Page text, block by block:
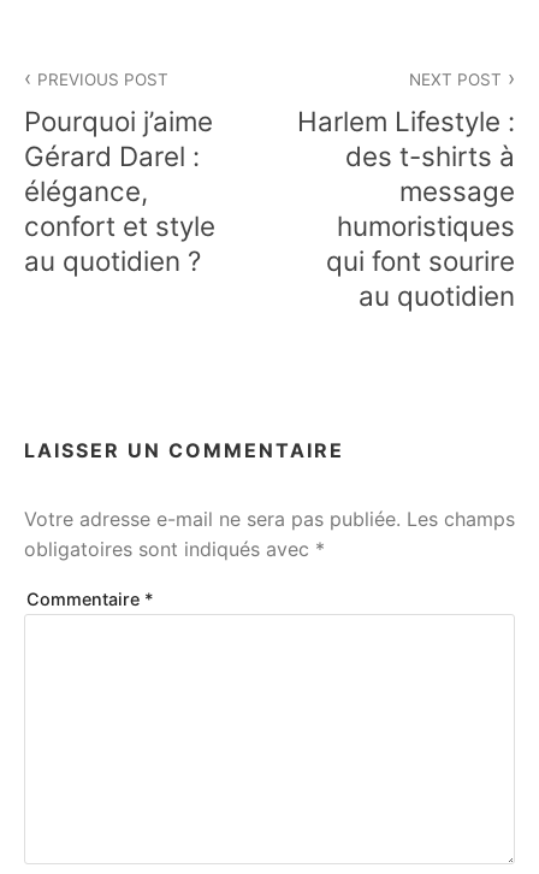
de
l’article
PREVIOUS POST
Pourquoi j’aime
Gérard Darel :
élégance,
confort et style
au quotidien ?
NEXT POST
Harlem Lifestyle :
des t-shirts à
message
humoristiques
qui font sourire
au quotidien
LAISSER UN COMMENTAIRE
Votre adresse e-mail ne sera pas publiée. Les champs
obligatoires sont indiqués avec *
Commentaire *